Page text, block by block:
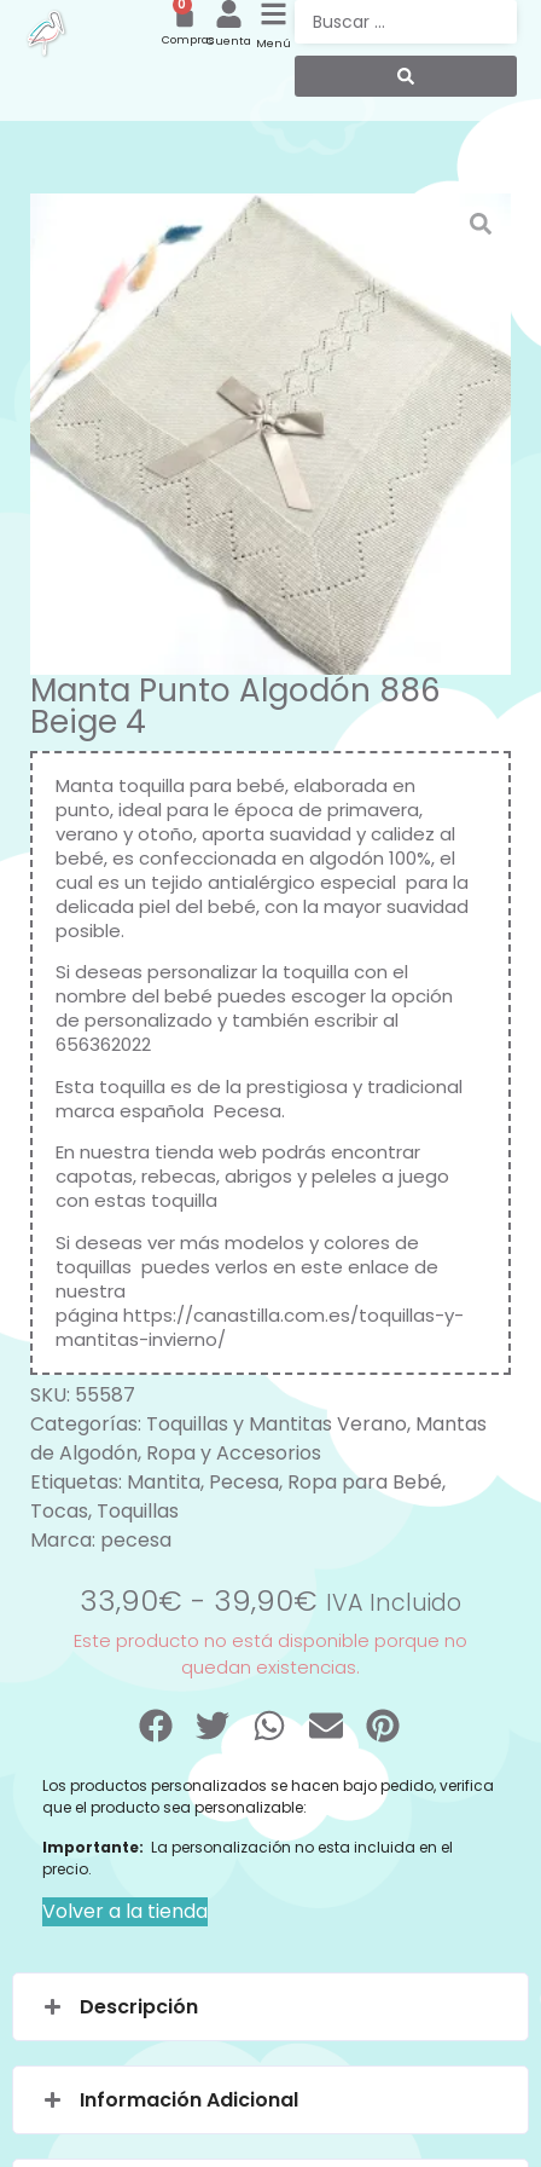
Menú
Cuenta
0
Compras
Manta Punto Algodón 886
Beige 4
Manta toquilla para bebé, elaborada en
punto, ideal para le época de primavera,
verano y otoño, aporta suavidad y calidez al
bebé, es confeccionada en algodón 100%, el
cual es un tejido antialérgico especial para la
delicada piel del bebé, con la mayor suavidad
posible.
Si deseas personalizar la toquilla con el
nombre del bebé puedes escoger la opción
de personalizado y también escribir al
656362022
Esta toquilla es de la prestigiosa y tradicional
marca española Pecesa.
En nuestra tienda web podrás encontrar
capotas, rebecas, abrigos y peleles a juego
con estas toquilla
Si deseas ver más modelos y colores de
toquillas puedes verlos en este enlace de
nuestra
página https://canastilla.com.es/toquillas-y-
mantitas-invierno/
SKU: 55587
Categorías: Toquillas y Mantitas Verano, Mantas
de Algodón, Ropa y Accesorios
Etiquetas: Mantita, Pecesa, Ropa para Bebé,
Tocas, Toquillas
Marca: pecesa
33,90€ - 39,90€ IVA Incluido
Este producto no está disponible porque no
quedan existencias.
Los productos personalizados se hacen bajo pedido, verifica
que el producto sea personalizable:
Importante: La personalización no esta incluida en el
precio.
Volver a la tienda
Descripción
Información Adicional